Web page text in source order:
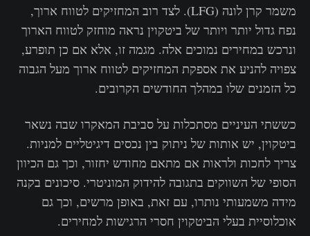
משמר קרן לונה (LFG). לצד רוב המחזיקים לטווח ארוך,
נפח גדול יותר ויותר של ביטקוין נראה מוחזק לטווח הארוך
ונרכש במחירים נמוכים אלה. מגמה זו, אלא אם כן תופרע,
צפויה להניע את אספקת המחזיקים לטווח ארוך מעל הגבוה
כל הזמנים שלו במהלך החודשים הקרובים.
כששתי העיניים מסתכלות על סביבת המאקרו שבה נשאר
ביטקוין, יש אותות של ניתוק בין נכסים דיגיטליים למניות.
צריך לחכות ולראות אם מתאם מחודש יחזור, וכך גם הכיוון
הסופי של השווקים בתגובה להידוק המוניטרי. סיכונים בקנה
מידה משמעותי נותרו, עם זאת, באופן מרשים, וכך גם
אוכלוסיית בעלי הביטקוין חסרי הרגישות למחירים.